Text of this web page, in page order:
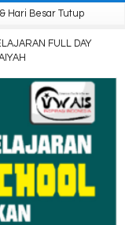
Hari Besar Tutup
FULL DAY